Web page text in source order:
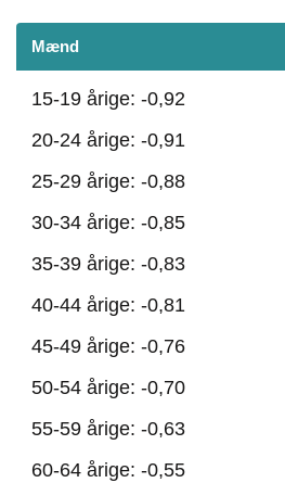
Mænd
15-19 årige: -0,92
20-24 årige: -0,91
25-29 årige: -0,88
30-34 årige: -0,85
35-39 årige: -0,83
40-44 årige: -0,81
45-49 årige: -0,76
50-54 årige: -0,70
55-59 årige: -0,63
60-64 årige: -0,55